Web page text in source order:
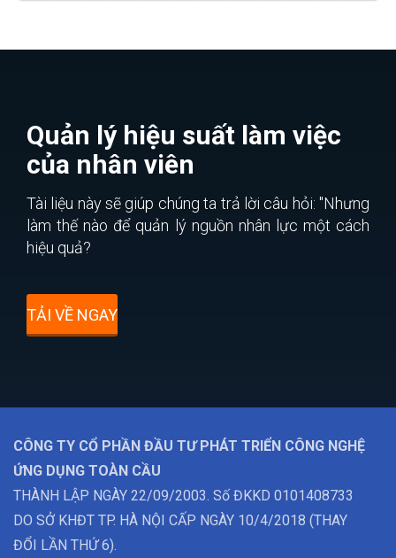
Quản lý hiệu suất làm việc
của nhân viên
Tài liệu này sẽ giúp chúng ta trả lời câu hỏi: "Nhưng
làm thế nào để quản lý nguồn nhân lực một cách
hiệu quả?
TẢI VỀ NGAY
CÔNG TY CỔ PHẦN ĐẦU TƯ PHÁT TRIỂN CÔNG NGHỆ
ỨNG DỤNG TOÀN CẦU
THÀNH LẬP NGÀY 22/09/2003. Số ĐKKD 0101408733
DO SỞ KHĐT TP. HÀ NỘI CẤP NGÀY 10/4/2018 (THAY
ĐỔI LẦN THỨ 6).